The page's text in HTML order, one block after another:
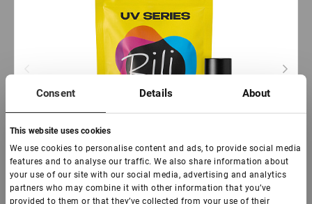
Consent Details About
This website uses cookies
We use cookies to personalise content and ads, to provide social media
features and to analyse our traffic. We also share information about
your use of our site with our social media, advertising and analytics
partners who may combine it with other information that you’ve
provided to them or that they’ve collected from your use of their